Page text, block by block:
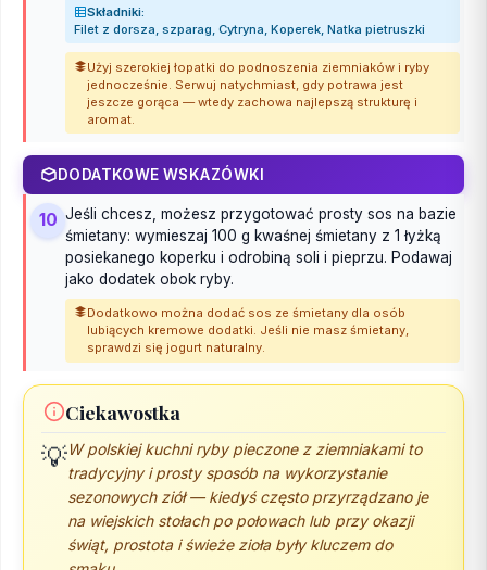
Składniki:
Filet z dorsza, szparag, Cytryna, Koperek, Natka pietruszki
Użyj szerokiej łopatki do podnoszenia ziemniaków i ryby
jednocześnie. Serwuj natychmiast, gdy potrawa jest
jeszcze gorąca — wtedy zachowa najlepszą strukturę i
aromat.
DODATKOWE WSKAZÓWKI
10 Jeśli chcesz, możesz przygotować prosty sos na bazie
śmietany: wymieszaj 100 g kwaśnej śmietany z 1 łyżką
posiekanego koperku i odrobiną soli i pieprzu. Podawaj
jako dodatek obok ryby.
Dodatkowo można dodać sos ze śmietany dla osób
lubiących kremowe dodatki. Jeśli nie masz śmietany,
sprawdzi się jogurt naturalny.
Ciekawostka
💡W polskiej kuchni ryby pieczone z ziemniakami to
tradycyjny i prosty sposób na wykorzystanie
sezonowych ziół — kiedyś często przyrządzano je
na wiejskich stołach po połowach lub przy okazji
świąt, prostota i świeże zioła były kluczem do